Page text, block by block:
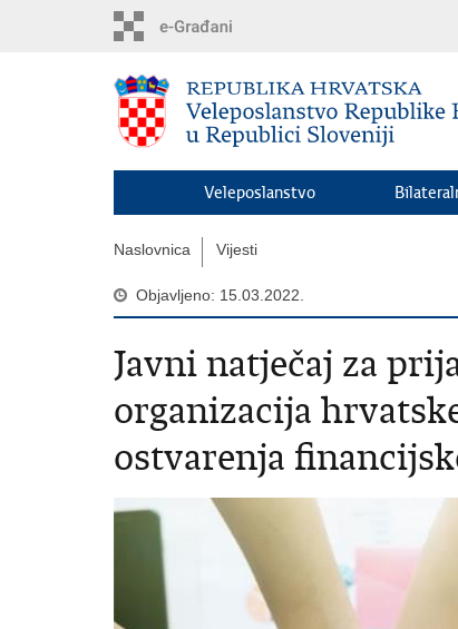
Veleposlanstvo
Naslovnica Vijesti
Objavljeno: 15.03.2022.
Javni natječaj za
organizacija
ostvarenja